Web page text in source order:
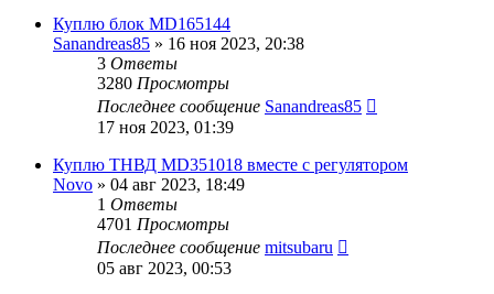
Куплю блок MD165144
Sanandreas85 » 16 ноя 2023, 20:38
3 Ответы
3280 Просмотры
Последнее сообщение Sanandreas85
17 ноя 2023, 01:39
Куплю ТНВД MD351018 вместе с регулятором
Novo » 04 авг 2023, 18:49
1 Ответы
4701 Просмотры
Последнее сообщение mitsubaru
05 авг 2023, 00:53